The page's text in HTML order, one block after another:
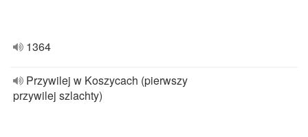
1364
Przywilej w Koszycach (pierwszy
przywilej szlachty)